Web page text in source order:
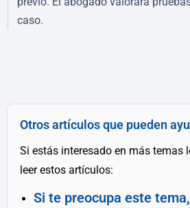
caso.
Otros artículos que pueden
Si estás interesado en más temas
leer estos artículos:
Si te preocupa este